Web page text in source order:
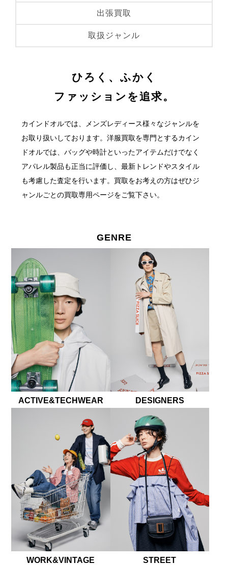
出張買取
取扱ジャンル
ひろく、ふかく
ファッションを追求。
カインドオルでは、メンズレディース様々なジャンルを
お取り扱いしております。洋服買取を専門とするカイン
ドオルでは、バッグや時計といったアイテムだけでなく
アパレル製品も正当に評価し、最新トレンドやスタイル
も考慮した査定を行います。 買取をお考えの方はぜひジ
ャンルごとの買取専用ページをご覧下さい。
GENRE 取扱ジャンルGENRE
ACTIVE&TECHWEAR DESIGNERS
WORK&VINTAGE STREET